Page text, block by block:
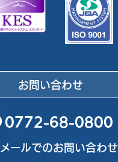
お問い合わせ
0772-68-0800
メールでのお問い合わせ